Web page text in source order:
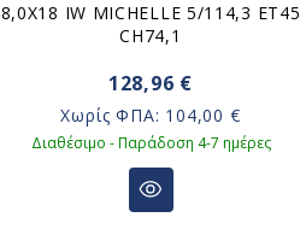
8,0X18 IW MICHELLE 5/114,3 ET45
CH74,1
128,96 €
Χωρίς ΦΠΑ: 104,00 €
Διαθέσιμο - Παράδοση 4-7 ημέρες